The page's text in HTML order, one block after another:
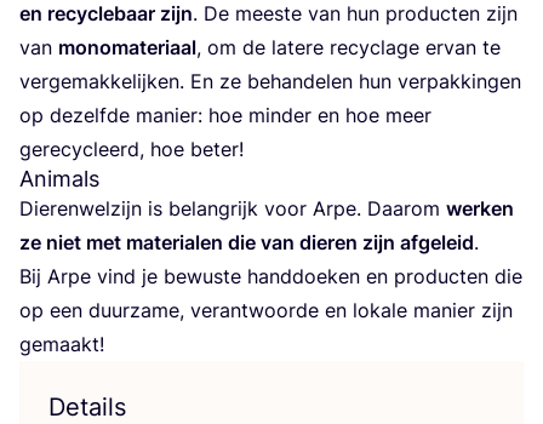
en recy­cle­baar zijn. De mees­te van hun pro­duc­ten zijn
van mono­ma­te­ri­aal, om de late­re recy­cla­ge ervan te
ver­ge­mak­ke­lij­ken. En ze behan­de­len hun ver­pak­kin­gen
op dezelf­de manier: hoe min­der en hoe meer
gere­cy­cleerd, hoe beter!
Animals
Die­ren­wel­zijn is belang­rijk voor Arpe. Daar­om wer­ken
ze niet met mate­ri­a­len die van die­ren zijn afge­leid.
Bij Arpe vind je bewus­te hand­doe­ken en pro­duc­ten die
op een duur­za­me, ver­ant­woor­de en loka­le manier zijn
gemaakt!
Details